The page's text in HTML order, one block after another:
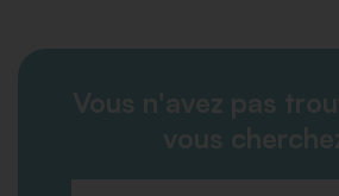
Vous n'avez pas
vous